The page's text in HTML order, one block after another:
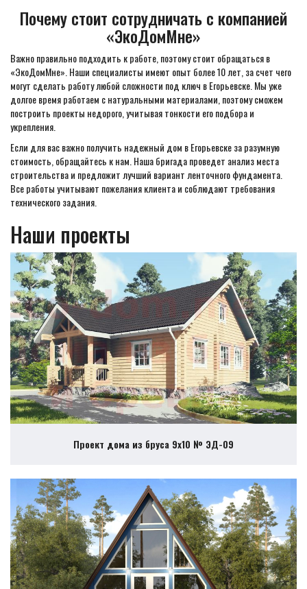
Почему стоит сотрудничать с компанией
«ЭкоДомМне»
Важно правильно подходить к работе, поэтому стоит обращаться в
«ЭкоДомМне». Наши специалисты имеют опыт более 10 лет, за счет чего
могут сделать работу любой сложности под ключ в Егорьевске. Мы уже
долгое время работаем с натуральными материалами, поэтому сможем
построить проекты недорого, учитывая тонкости его подбора и
укрепления.
Если для вас важно получить надежный дом в Егорьевске за разумную
стоимость, обращайтесь к нам. Наша бригада проведет анализ места
строительства и предложит лучший вариант ленточного фундамента.
Все работы учитывают пожелания клиента и соблюдают требования
технического задания.
Наши проекты
Проект дома из бруса 9х10 № ЭД-09